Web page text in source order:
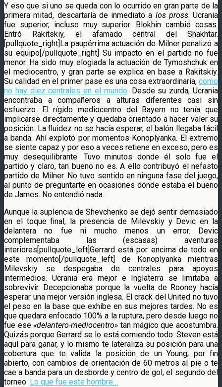
Y eso que si uno se queda con lo ocurrido en gran parte de la
primera mitad, descartaría de inmediato a los pross. Ucrania
fue superior, incluso muy superior. Blokhin cambió cosas.
Entró Rakitskiy, el afamado central del Shakhtar.
[pullquote_right]La paupérrima actuación de Milner penalizó a
su equipo[/pullquote_right] Su impacto en el partido no fue
menor. Ha sido muy elogiada la actuación de Tymoshchuk en
el mediocentro, y gran parte se explica en base a Rakitskiy.
Su calidad en el primer pase es una cosa extraordinaria, como
no hay diez centrales en el mundo. Desde su zurda, Ucrania
encontraba a compañeros a alturas diferentes casi sin
esfuerzo. El rígido mediocentro del Bayern no tenía que
implicarse directamente y quedaba orientado a hacer valer su
posición. La fluidez no se hacía esperar, el balón llegaba fácil
a banda. Ahí explotó por momentos Konoplyanka. El extremo
se siente capaz y por eso a veces retiene en exceso, pero es
muy desequilibrante. Tuvo minutos donde él solo fue el
partido y claro, tan bueno no es. A ello contribuyó el nefasto
partido de Milner. No tuvo sentido en ninguna fase del juego,
al punto de preguntarte en ocasiones dónde estaba el bueno
de James. No entendió nada.
Aunque la suplencia de Shevchenko se dejó sentir demasiado
en el toque final, la presencia de Milevskiy y Devic en la
delantera no fue ni mucho menos un error. Devic
complementaba las (escasas) aventuras
interiores[pullquote_left]Gerrard está por encima de todo en
este momento[/pullquote_left] de Konoplyanka mientras
Milevskiy se despegaba de centrales para apoyos
intermedios. Ucrania era mejor e Inglaterra se limitaba a
sobrevivir. Decepcionaba porque la vuelta de Rooney hacía
esperar una mejor versión inglesa. El crack del United no tuvo
el peso en la base que exhibe en sus mejores tardes. No es
que quedara enfocado 100% a la ruptura, pero desde luego no
fue ese«delantero-mediocentro» tan mágico que acostumbra.
Quizás porque Gerrard se lo está comiendo todo. Steven está
aquí para ganar, y lo mismo te lateraliza su posición para una
cobertura que te valida la posición de un Young, por fin
abierto, con cambios de orientación de 60 metros al pie o te
cae a banda para un desborde y centro de gol, el segundo del
torneo. Lo que fue este hombre…